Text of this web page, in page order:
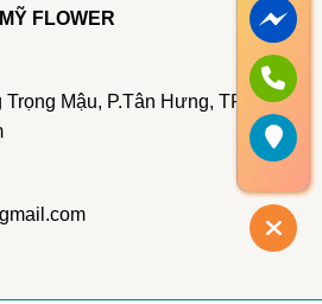
FLOWER
Mậu, P.Tân Hưng, TP. Hồ